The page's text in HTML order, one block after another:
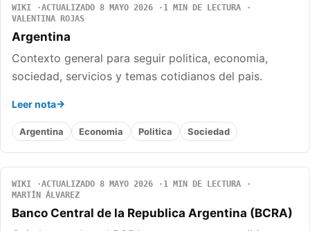
WIKI ACTUALIZADO 8 MAYO 2026
1 MIN DE LECTURA
VALENTINA ROJAS
Argentina
Contexto general para seguir politica, economia,
sociedad, servicios y temas cotidianos del pais.
Leer nota
Argentina Economia Politica Sociedad
WIKI ACTUALIZADO 8 MAYO 2026
1 MIN DE LECTURA
MARTÍN ÁLVAREZ
Banco Central de la Republica Argentina (BCRA)